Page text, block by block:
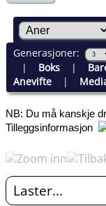
Generasjoner:
| Boks|
Anevifte|
NB: Du må kanskje
Tilleggsinformasjon
Laster...